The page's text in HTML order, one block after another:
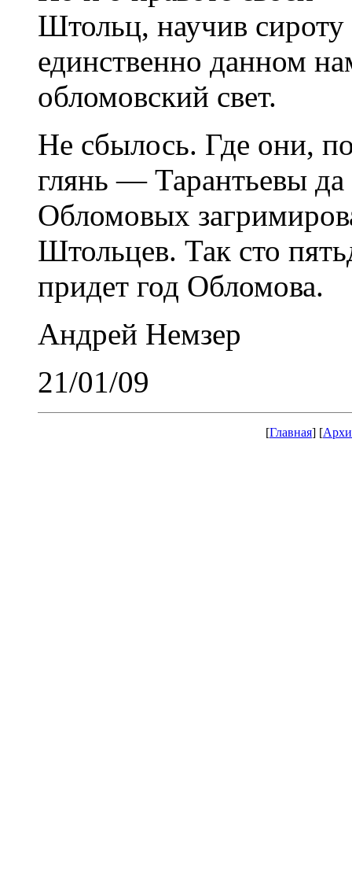
Штольц, научив
единственно данном
обломовский свет.
Не сбылось. Где они,
глянь — Тарантьевы
Обломовых
Штольцев. Так сто
придет год Обломова.
Андрей Немзер
21/01/09
[Главная] [